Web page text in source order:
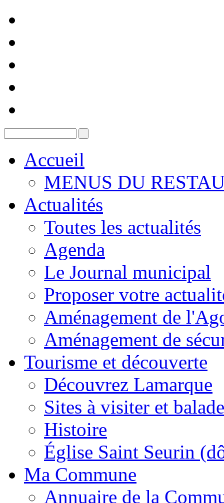
Accueil
MENUS DU
Actualités
Toutes les actualités
Agenda
Le Journal municipal
Proposer votre
Aménagement de
Aménagement de
Tourisme et découverte
Découvrez Lamarque
Sites à visiter et
Histoire
Église Saint Seurin
Ma Commune
Annuaire de la